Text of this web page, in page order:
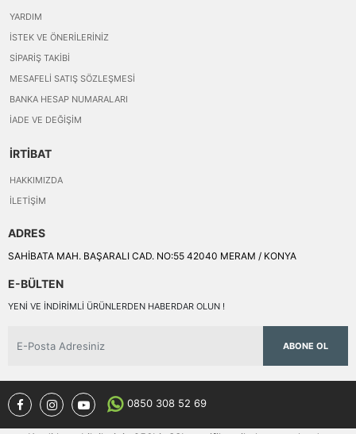
YARDIM
İSTEK VE ÖNERILERINIZ
SIPARIŞ TAKIBI
MESAFELI SATIŞ SÖZLEŞMESI
BANKA HESAP NUMARALARI
İADE VE DEĞIŞIM
İRTİBAT
HAKKIMIZDA
İLETIŞIM
ADRES
SAHİBATA MAH. BAŞARALI CAD. NO:55 42040 MERAM / KONYA
E-BÜLTEN
YENI VE INDIRIMLI ÜRÜNLERDEN HABERDAR OLUN !
ABONE OL
0850 308 52 69